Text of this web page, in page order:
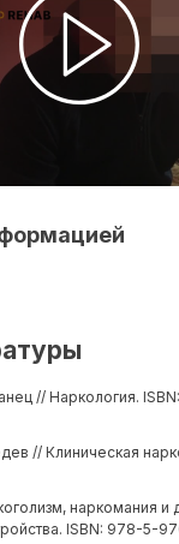
// Наркология.
// Клиническая
наркомания и
ISBN: 978-5-